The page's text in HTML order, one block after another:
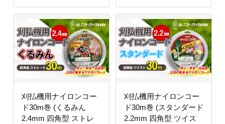
刈払機用ナイロンコー
ド30m巻 (くるみん
2.4mm 四角型 ストレ
刈払機用ナイロンコー
ド30m巻 (スタンダード
2.2mm 四角型 ツイス